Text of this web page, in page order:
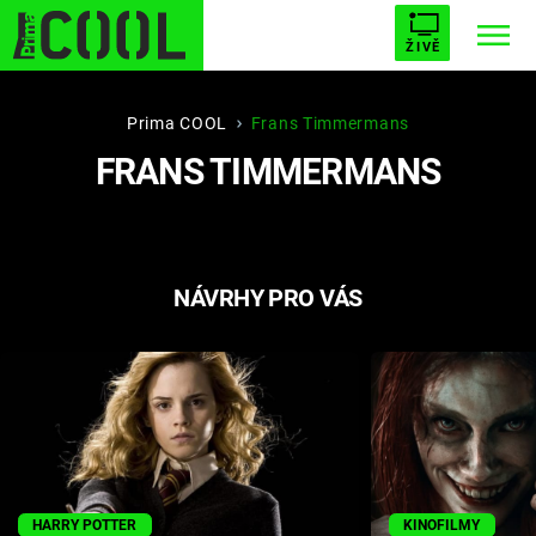
ŽIVĚ
STARHOUSE BUFFY, PŘEMOŽITELKA UPÍRŮ
PLNEJ KOTEL AVENGERS 5
Seriály
Hry
Prima COOL Frans Timmermans
FRANS TIMMERMANS
NÁVRHY PRO VÁS
HARRY POTTER KINOFILMY